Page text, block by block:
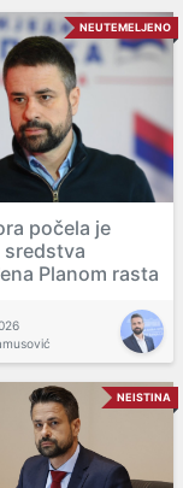
NEUTEMELJENO
počela je
Planom rasta
NEISTINA